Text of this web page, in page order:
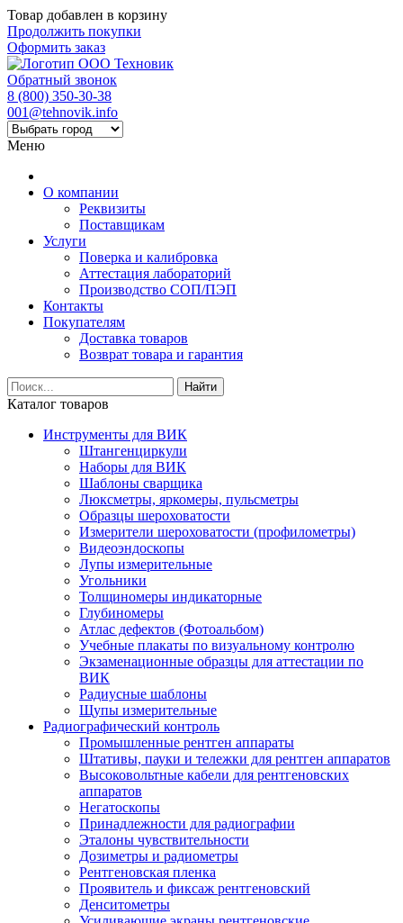
Товар добавлен в корзину
Продолжить покупки
Оформить заказ
Обратный звонок
8 (800) 350-30-38
001@tehnovik.info
Меню
О компании
Реквизиты
Поставщикам
Услуги
Поверка и калибровка
Аттестация лабораторий
Производство СОП/ПЭП
Контакты
Покупателям
Доставка товаров
Возврат товара и гарантия
Найти
Каталог товаров
Инструменты для ВИК
Штангенциркули
Наборы для ВИК
Шаблоны сварщика
Люксметры, яркомеры, пульсметры
Образцы шероховатости
Измерители шероховатости (профилометры)
Видеоэндоскопы
Лупы измерительные
Угольники
Толщиномеры индикаторные
Глубиномеры
Атлас дефектов (Фотоальбом)
Учебные плакаты по визуальному контролю
Экзаменационные образцы для аттестации по
ВИК
Радиусные шаблоны
Щупы измерительные
Радиографический контроль
Промышленные рентген аппараты
Штативы, пауки и тележки для рентген аппаратов
Высоковольтные кабели для рентгеновских
аппаратов
Негатоскопы
Принадлежности для радиографии
Эталоны чувствительности
Дозиметры и радиометры
Рентгеновская пленка
Проявитель и фиксаж рентгеновский
Денситометры